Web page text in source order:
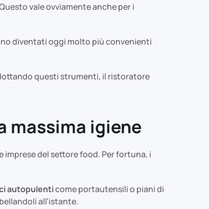
vale ovviamente anche per i
diventati oggi molto più convenienti
questi strumenti, il ristoratore
massima igiene
del settore food. Per fortuna, i
autopulenticome portautensili o piani di
all’istante.